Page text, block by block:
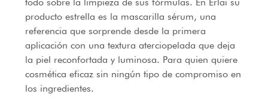
producto estrella es la mascarilla sérum, una
referencia que sorprende desde la primera
aplicación con una textura aterciopelada que deja
la piel reconfortada y luminosa. Para quien quiere
cosmética eficaz sin ningún tipo de compromiso en
los ingredientes.